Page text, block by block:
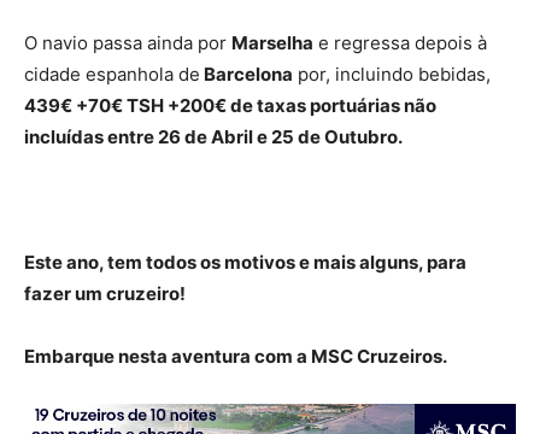
O navio passa ainda por Marselha e regressa depois à
cidade espanhola de Barcelona por, incluindo bebidas,
439€ +70€ TSH +200€ de taxas portuárias não
incluídas entre 26 de Abril e 25 de Outubro.
Este ano, tem todos os motivos e mais alguns, para
fazer um cruzeiro!
Embarque nesta aventura com a MSC Cruzeiros.